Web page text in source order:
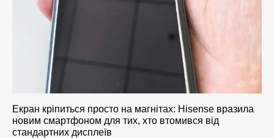
Екран кріпиться просто на магнітах: Hisense вразила
новим смартфоном для тих, хто втомився від
стандартних дисплеїв